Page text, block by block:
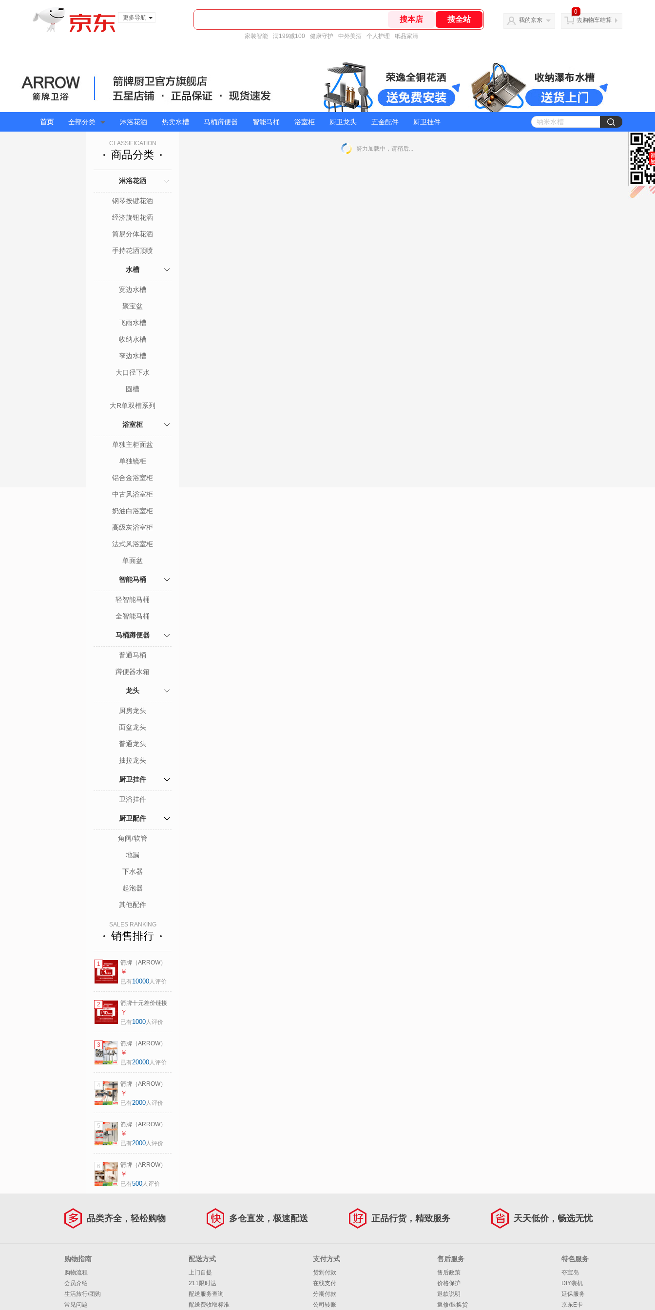
更多导航
家装智能 满199减100 健康守护 中外美酒 个人护理 纸品家清
我的京东
0
去购物车结算
首页 全部分类 淋浴花洒 热卖水槽 马桶蹲便器 智能马桶 浴室柜 厨卫龙头 五金配件 厨卫挂件
CLASSIFICATION
商品分类
淋浴花洒
钢琴按键花洒
经济旋钮花洒
简易分体花洒
手持花洒顶喷
水槽
宽边水槽
聚宝盆
飞雨水槽
收纳水槽
窄边水槽
大口径下水
圆槽
大R单双槽系列
浴室柜
单独主柜面盆
单独镜柜
铝合金浴室柜
中古风浴室柜
奶油白浴室柜
高级灰浴室柜
法式风浴室柜
单面盆
智能马桶
轻智能马桶
全智能马桶
马桶蹲便器
普通马桶
蹲便器水箱
龙头
厨房龙头
面盆龙头
普通龙头
抽拉龙头
厨卫挂件
卫浴挂件
厨卫配件
角阀/软管
地漏
下水器
起泡器
其他配件
SALES RANKING
销售排行
1
箭牌（ARROW）
补差价链接 不要随
意拍 拍下前联系客
【单拍无效】
￥
已有10000人评价
2
箭牌十元差价链接
拍下联系客服 【单
拍无效】 ZY 10元
￥
已有1000人评价
3
箭牌（ARROW）
【焕新补贴】淋浴
花洒套装增压全铜
银色-精铜主体丨置
物平台-34214P1
￥
已有20000人评价
4
箭牌（ARROW）
【焕新补贴】淋浴
花洒套装荣逸花洒
冷热枪灰】全铜水
路丨钢琴键大置物
￥
已有2000人评价
5
箭牌（ARROW）
【焕新补贴】淋浴
花洒套装增压铜水
款双功能枪灰】精
铜主体置物丨3+1背
喷手持-升降款
￥
已有2000人评价
6
箭牌（ARROW）
【焕新补贴】淋浴
花洒套装沐雨中古
水路|专利按摩水
￥
已有500人评价
努力加载中，请稍后...
品类齐全，轻松购物 多仓直发，极速配送 正品行货，精致服务 天天低价，畅选无忧
购物指南
购物流程
会员介绍
生活旅行/团购
常见问题
配送方式
上门自提
211限时达
配送服务查询
配送费收取标准
支付方式
货到付款
在线支付
分期付款
公司转账
售后服务
售后政策
价格保护
退款说明
返修/退换货
特色服务
夺宝岛
DIY装机
延保服务
京东E卡